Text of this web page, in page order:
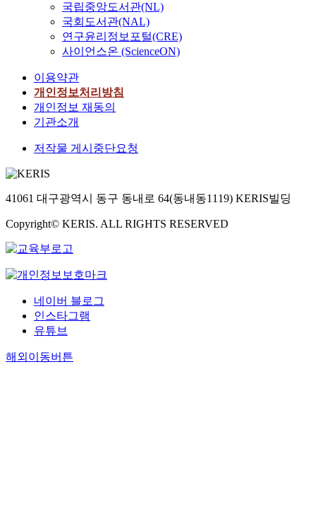
국립중앙도서관(NL)
국회도서관(NAL)
연구윤리정보포털(CRE)
사이언스온 (ScienceON)
이용약관
개인정보처리방침
개인정보 재동의
기관소개
저작물 게시중단요청
41061 대구광역시 동구 동내로 64(동내동1119) KERIS빌딩
Copyright© KERIS. ALL RIGHTS RESERVED
네이버 블로그
인스타그램
유튜브
해외이동버튼